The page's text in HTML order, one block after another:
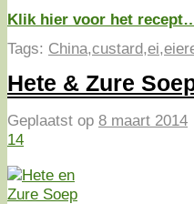
Klik hier voor het
Tags: China,custard,ei,
Hete & Zure
Geplaatst op 8 maart 2014
14